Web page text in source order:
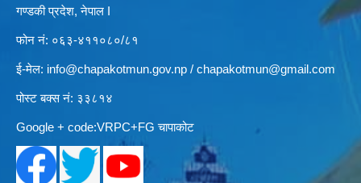
गण्डकी प्रदेश, नेपाल I
फोन नं: ०६३-४११०८०/८१
ई-मेल: info@chapakotmun.gov.np / chapakotmun@gmail.com
पोस्ट बक्स नं: ३३८१४
Google + code:VRPC+FG चापाकोट